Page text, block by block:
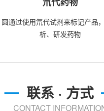
圆通过使用氘代试剂来标记产品
析、研发药物
联系 · 方式
CONTACT